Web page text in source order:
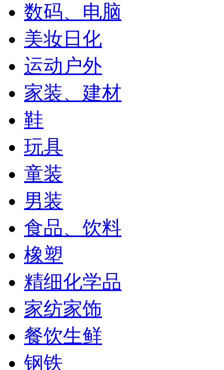
数码、电脑
美妆日化
运动户外
家装、建材
鞋
玩具
童装
男装
食品、饮料
橡塑
精细化学品
家纺家饰
餐饮生鲜
钢铁